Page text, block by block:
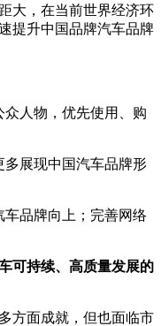
大，在当前世界经济环
提升中国品牌汽车品牌
人物，优先使用、购
多展现中国汽车品牌形
品牌向上；完善网络
可持续、高质量发展的
方面成就，但也面临市